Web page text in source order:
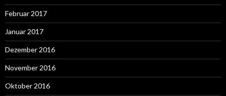
Februar 2017
Januar 2017
Dezember 2016
November 2016
Oktober 2016